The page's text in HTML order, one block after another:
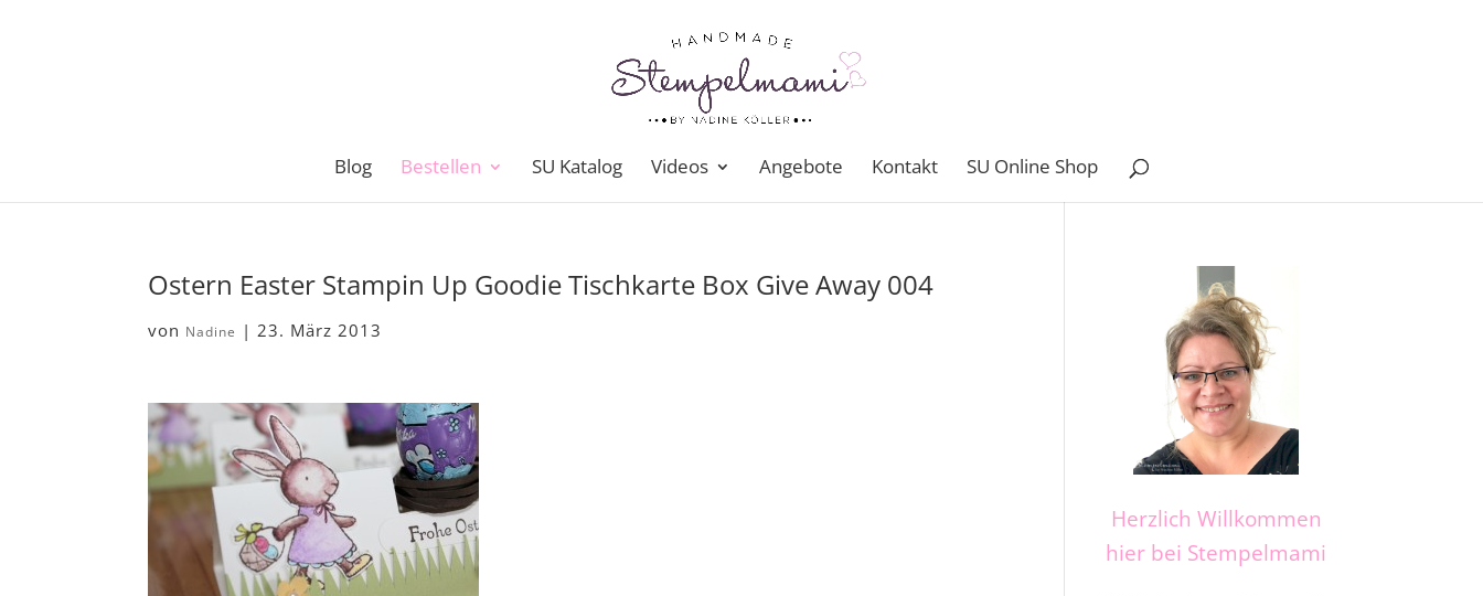
Blog Bestellen SU Katalog Videos Angebote Kontakt SU Online Shop
Ostern Easter Stampin Up Goodie Tischkarte Box Give Away 004
von Nadine |23. März 2013
Herzlich Willkommen
hier bei Stempelmami